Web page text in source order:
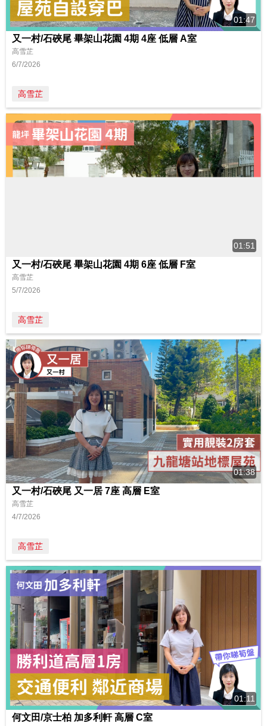
01:47
又一村/石硤尾 畢架山花園 4期 4座 低層 A室
高雪芷
6/7/2026
高雪芷
01:51
又一村/石硤尾 畢架山花園 4期 6座 低層 F室
高雪芷
5/7/2026
高雪芷
01:38
又一村/石硤尾 又一居 7座 高層 E室
高雪芷
4/7/2026
高雪芷
01:11
何文田/京士柏 加多利軒 高層 C室